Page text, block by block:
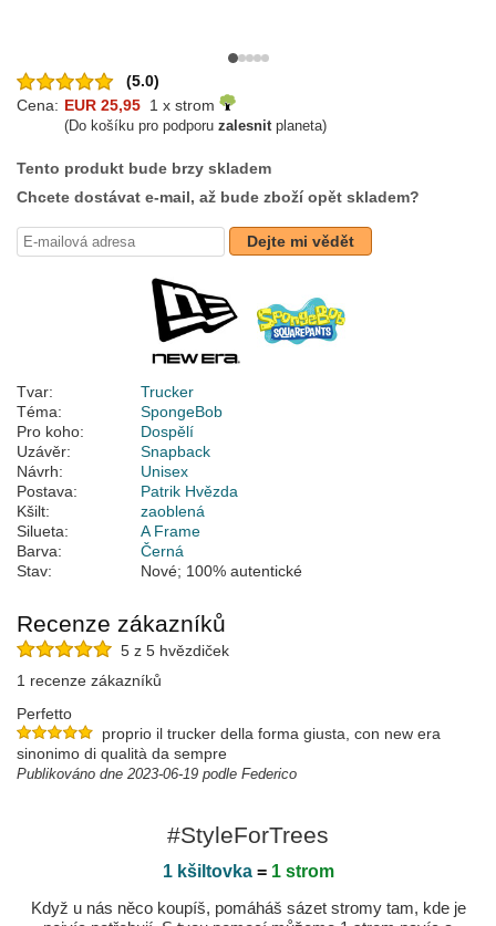
(5.0)
Cena: EUR 25,95 1 x strom
(Do košíku pro podporu zalesnitplaneta)
Tento produkt bude brzy skladem
Chcete dostávat e-mail, až bude zboží opět skladem?
Dejte mi vědět
Tvar:
Trucker
Téma:
SpongeBob
Pro koho:
Dospělí
Uzávěr:
Snapback
Návrh:
Unisex
Postava:
Patrik Hvězda
Kšilt:
zaoblená
Silueta:
A Frame
Barva:
Černá
Stav:
Nové; 100% autentické
Recenze zákazníků
5 z 5 hvězdiček
1 recenze zákazníků
Perfetto
proprio il trucker della forma giusta, con new era
sinonimo di qualità da sempre
Publikováno dne 2023-06-19 podle Federico
#StyleForTrees
1 kšiltovka= 1 strom
Když u nás něco koupíš, pomáháš sázet stromy tam, kde je